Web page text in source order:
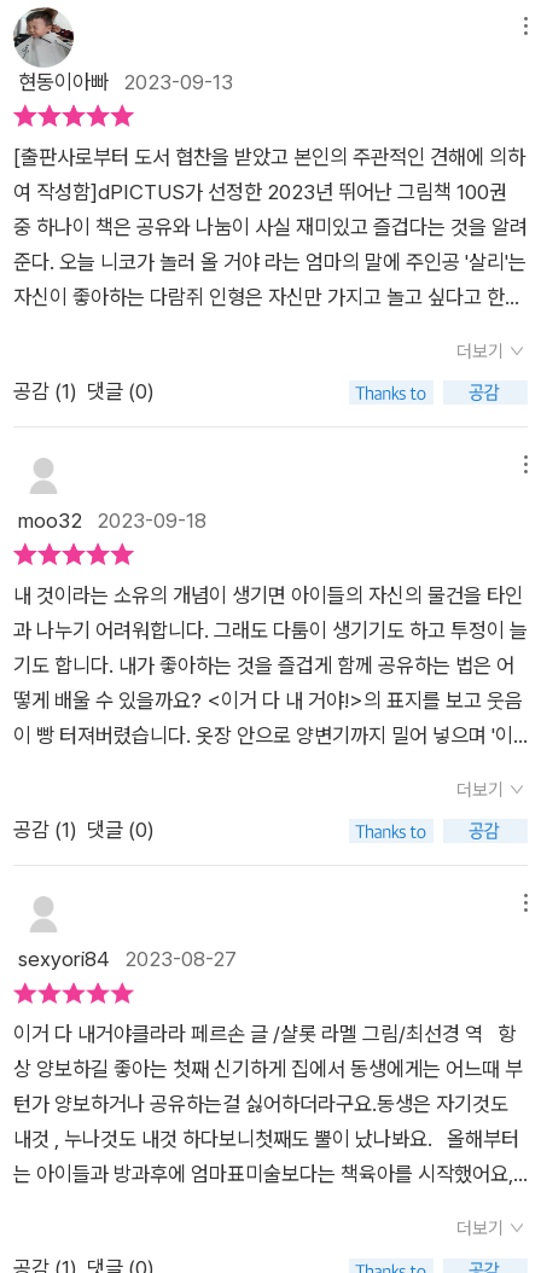
현동이아빠 2023-09-13
[출판사로부터 도서 협찬을 받았고 본인의 주관적인 견해에 의하
여 작성함]​dPICTUS가 선정한 2023년 뛰어난 그림책 100권
중 하나​​​이 책은 공유와 나눔이 사실 재미있고 즐겁다는 것을 알려
준다. 오늘 니코가 놀러 올 거야 라는 엄마의 말에 주인공 '살리'는
자신이 좋아하는 다람쥐 인형은 자신만 가지고 놀고 싶다고 한다.
그러자 니코는 혼자만 가지고 놀고 싶은 물건들을 옷장에 넣기 시
작한다. 무슨 물건을 집어 넣을까? 얼마나 넣으면 될까?​​​​니코는
엄마에게 기차, 이 주차 빌딩, 물고기, 낚싯대를 비롯해 자신이 자
는 침대, 강아지 그림, 레고 성 모두 옷장에 밀어 넣었다. 그래도
면대, 양변기 모두 옷장에 숨겼다. 냉장고, 엄마도 옷장에 넣었고
보았다. 인형 이층집, 싱크대, 손전등, 축구공, 아이스바, 매트리
스를 둘레메고 후다닥 달렸다. 집 안에 있는 온갖 것들을 모두 옷
장에 넣었다. 스키도 숟가락도. 혹시 에버도 우리 집에 와서 니코
랑 놀고 싶어 하면 어쩌지? 니코도 내 거잖아는 생각에 살리는 문
밖에서 기다리던 니코를 번쩍 들어다가 옷장에 숨겼다. ​​​​​​​​​저마다 아
이들은 애착 물건을 가지고 있다. 애착 물건 이라고 해서 아이들
은 자라면서 유독 한 가지 물건에 집착을 하는 경향을 보인다. 우
아이도 있고 일상생활에서 물건인 아이도 있다. 이러한 행동은 대
부분 지극히 정상이다. 애착 인형, 물건이 있으면 부모들 중 이상
하게 여기는 이도 있다. 하지만 이것은 오히려 창의적인 일이라고
말하는 학자들도 있다. 애착 대상을 통해 상상 놀이를 마음껏 펼
치는 경우가 많다. 어린 시절 애착 대상을 지녔던 사람들 중 상당
수가 예술적인 감수성이 뛰어나다는 연구도 있다. 특정 사물에 대
한 집착은 만3~4세쯤 대부분 없어진다. 어린이 집&유치원 같은
집단생활을 하는 동안 친구의 행동을 보고 배우기도 하고, 애착을
느낄 만한 대상이 점점 많아지면서 자연스럽게 집착이 줄어든다.​​
는 것이 좋다. 아이가 특정 사물에 집착할 때 최악의 반응은 그 행
더보기
공감 (1) 댓글 (0)
moo32 2023-09-18
내 것이라는 소유의 개념이 생기면 아이들의 자신의 물건을 타인
과 나누기 어려워합니다. 그래도 다툼이 생기기도 하고 투정이 늘
기도 합니다. 내가 좋아하는 것을 즐겁게 함께 공유하는 법은 어
떻게 배울 수 있을까요? <이거 다 내 거야!>의 표지를 보고 웃음
이 빵 터져버렸습니다. 옷장 안으로 양변기까지 밀어 넣으며 '이
리네 집에는 니코가 놀러 오기로 했습니다. 하지만 살리는 자신
이 아끼는 다람쥐 인형을 니코와 함께 갖고 놀기가 싫었습니
가 가면 꺼내자고 말했습니다.살리는 자기 방에 있던 장난감 기차
니다. 그리고 살리는 엄마가 방에서 나가자마자 끙끙거리며 침대
로 나가서 텔레비전을 가져오고, 심지어 욕실에 가서 욕조와 양변
기까지 가져와 모두 옷장에 숨겼습니다. 아이의 소유욕이 절정
을 향해 다다를수록 이야기는 더욱 재미있어집니다. 니코가 엄마
와 노는 게 싫은 살리는 엄마까지도 들고 와서 옷장 안으로 쑥 밀
어 넣었습니다. 초인종이 울리고 드디어 니코가 집에 왔습니
거 다 내 거야!>는 내것이 중요한 아이의 마음을 재미있게 표현
더보기
공감 (1) 댓글 (0)
sexyori84 2023-08-27
이거 다 내거야클라라 페르손 글 /샬롯 라멜 그림/최선경 역 항
상 양보하길 좋아는 첫째 신기하게 집에서 동생에게는 어느때 부
턴가 양보하거나 공유하는걸 싫어하더라구요.동생은 자기것도
내것 , 누나것도 내것 하다보니첫째도 뿔이 났나봐요. 올해부터
는 아이들과 방과후에 엄마표미술보다는 책육아를 시작했어요,
더보기
공감 (1) 댓글 (0)